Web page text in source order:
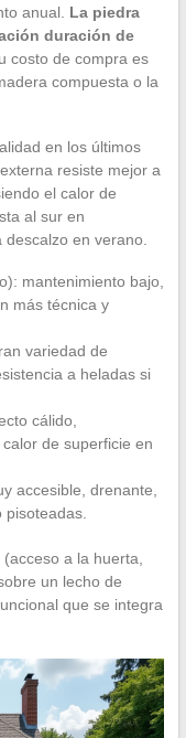
anual. La piedra
duración de
costo de compra es
compuesta o la
en los últimos
resiste mejor a
el calor de
al sur en
descalzo en verano.
mantenimiento bajo,
más técnica y
variedad de
a heladas si
cálido,
de superficie en
accesible, drenante,
pisoteadas.
a la huerta,
un lecho de
que se integra